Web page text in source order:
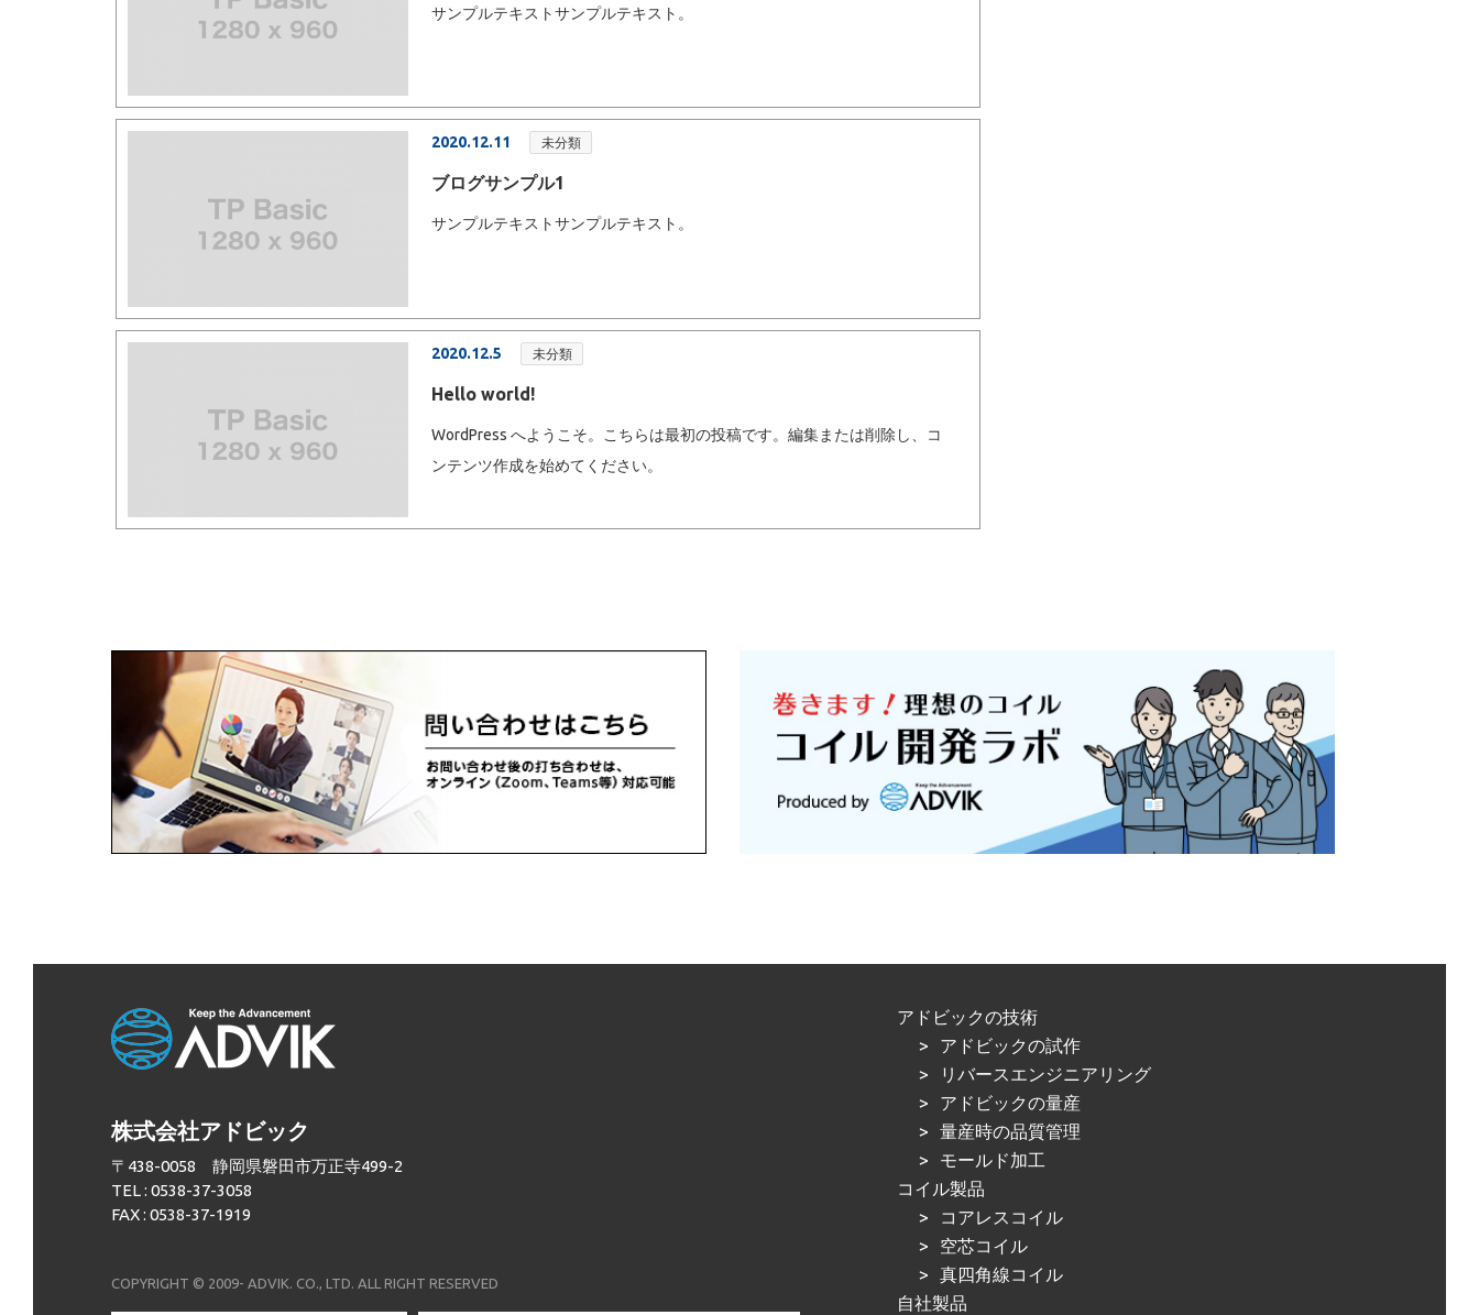
サンプルテキストサンプルテキスト。
2020.12.11 未分類
ブログサンプル1
サンプルテキストサンプルテキスト。
2020.12.5 未分類
Hello world!
WordPress へようこそ。こちらは最初の投稿です。編集または削除し、コ
ンテンツ作成を始めてください。
株式会社アドビック
〒438-0058 静岡県磐田市万正寺499-2
TEL : 0538-37-3058
FAX : 0538-37-1919
COPYRIGHT © 2009- ADVIK. CO., LTD. ALL RIGHT RESERVED
アドビックの技術
アドビックの試作
リバースエンジニアリング
アドビックの量産
量産時の品質管理
モールド加工
コイル製品
コアレスコイル
空芯コイル
真四角線コイル
自社製品